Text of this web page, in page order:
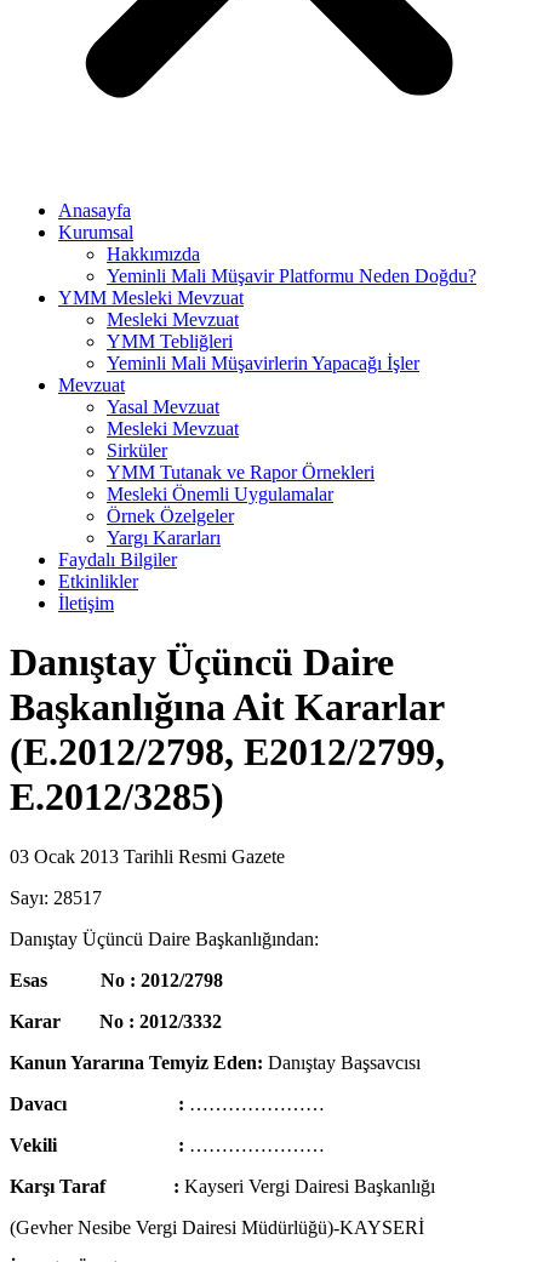
Anasayfa
Kurumsal
Hakkımızda
Yeminli Mali Müşavir Platformu Neden Doğdu?
YMM Mesleki Mevzuat
Mesleki Mevzuat
YMM Tebliğleri
Yeminli Mali Müşavirlerin Yapacağı İşler
Mevzuat
Yasal Mevzuat
Mesleki Mevzuat
Sirküler
YMM Tutanak ve Rapor Örnekleri
Mesleki Önemli Uygulamalar
Örnek Özelgeler
Yargı Kararları
Faydalı Bilgiler
Etkinlikler
İletişim
Danıştay Üçüncü Daire
Başkanlığına Ait Kararlar
(E.2012/2798, E2012/2799,
E.2012/3285)
03 Ocak 2013 Tarihli Resmi Gazete
Sayı: 28517
Danıştay Üçüncü Daire Başkanlığından:
Esas No : 2012/2798
Karar No : 2012/3332
Kanun Yararına Temyiz Eden: Danıştay Başsavcısı
Davacı : …………………
Vekili : …………………
Karşı Taraf : Kayseri Vergi Dairesi Başkanlığı
(Gevher Nesibe Vergi Dairesi Müdürlüğü)-KAYSERİ